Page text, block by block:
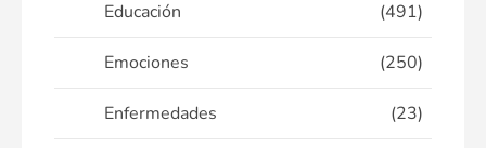
Educación (491)
Emociones (250)
Enfermedades (23)